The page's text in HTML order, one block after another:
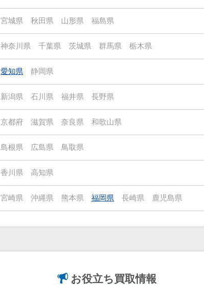
宮城県 秋田県 山形県 福島県
神奈川県 千葉県 茨城県 群馬県 栃木県
愛知県 静岡県
新潟県 石川県 福井県 長野県
京都府 滋賀県 奈良県 和歌山県
島根県 広島県 鳥取県
香川県 高知県
宮崎県 沖縄県 熊本県 福岡県 長崎県 鹿児島県
お役立ち 買取情報